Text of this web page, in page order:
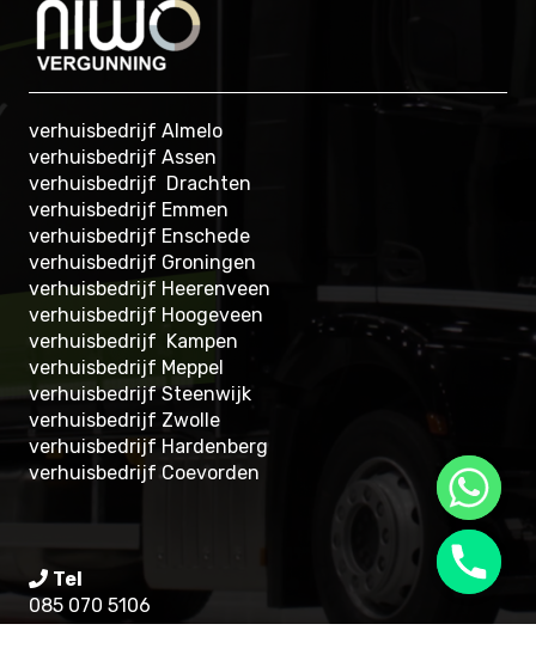
verhuisbedrijf Almelo
verhuisbedrijf Assen
verhuisbedrijf Drachten
verhuisbedrijf Emmen
verhuisbedrijf Enschede
verhuisbedrijf Groningen
verhuisbedrijf Heerenveen
verhuisbedrijf Hoogeveen
verhuisbedrijf Kampen
verhuisbedrijf Meppel
verhuisbedrijf Steenwijk
verhuisbedrijf Zwolle
verhuisbedrijf Hardenberg
verhuisbedrijf Coevorden
Tel
085 070 5106